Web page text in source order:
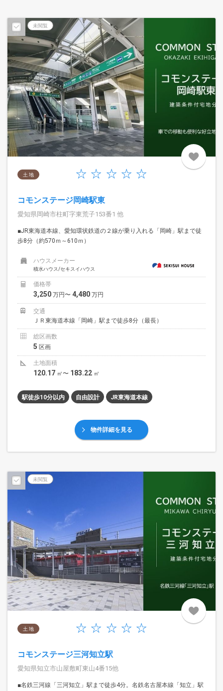
未閲覧
土 地
コモンステージ岡崎駅東
愛知県岡崎市柱町字東荒子153番1 他
■JR東海道本線、愛知環状鉄道の２線が乗り入れる「岡崎」駅まで徒
歩8分（約570ｍ～610ｍ）
ハウスメーカー
積水ハウス/セキスイハウス
価格帯
3,250 万円〜 4,480 万円
交通
ＪＲ東海道本線「岡崎」駅まで徒歩8分（最長）
総区画数
5 区画
土地面積
120.17 ㎡〜 183.22 ㎡
駅徒歩10分以内 自由設計 JR東海道本線
物件詳細を見る
未閲覧
土 地
コモンステージ三河知立駅
愛知県知立市山屋敷町東山4番15他
■名鉄三河線「三河知立」駅まで徒歩4分。名鉄名古屋本線「知立」駅